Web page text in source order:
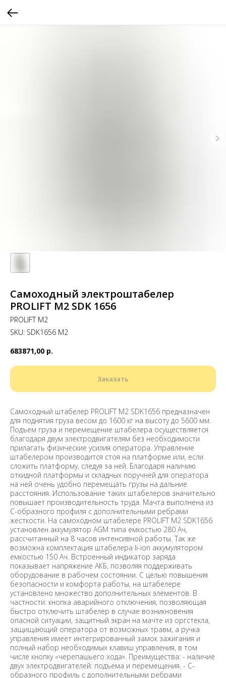
Самоходный электроштабелер
PROLIFT M2 SDK 1656
PROLIFT M2
SKU: SDK1656 M2
683871,00 р.
Заказать
Самоходный штабелер PROLIFT M2 SDK1656 предназначен
для поднятия груза весом до 1600 кг на высоту до 5600 мм.
Подъем груза и перемещение штабелера осуществляется
благодаря двум электродвигателям без необходимости
прилагать физические усилия оператора. Управление
штабелером производится стоя на платформе или, если
сложить платформу, следуя за ней. Благодаря наличию
откидной платформы и складных поручней для оператора
на ней очень удобно перемещать грузы на дальние
расстояния. Использование таких штабелеров значительно
повышает производительность труда. Мачта выполнена из
С-образного профиля с дополнительными ребрами
жесткости. На самоходном штабелере PROLIFT M2 SDK1656
установлен аккумулятор AGM типа емкостью 280 Ач,
рассчитанный на 8 часов интенсивной работы. Так же
возможна комплектация штабелера li-ion аккумулятором
емкостью 150 Ач. Встроенный индикатор заряда
показывает напряжение АКБ, позволяя поддерживать
оборудование в рабочем состоянии. С целью повышения
безопасности и комфорта работы, на штабелере
установлено множество дополнительных элементов. В
частности: кнопка аварийного отключения, позволяющая
быстро отключить штабелер в случае возникновения
опасной ситуации, защитный экран на мачте из оргстекла,
защищающий оператора от возможных травм, а ручка
управления имеет интегрированный замок зажигания и
полный набор необходимых клавиш управления, в том
числе кнопку «черепашьего хода». Преимущества: - наличие
двух электродвигателей: подъема и перемещения. - С-
образного профиль с дополнительными ребрами